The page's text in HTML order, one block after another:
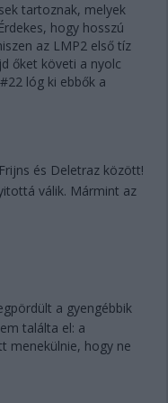
tartoznak, melyek
hogy hosszú
az LMP2 első tíz
őket követi a nyolc
lóg ki ebbők a
és Deletraz között!
válik. Mármint az
a gyengébbik
találta el: a
menekülnie, hogy ne